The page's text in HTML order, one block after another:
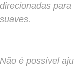
direcionadas
suaves.
Não é possível